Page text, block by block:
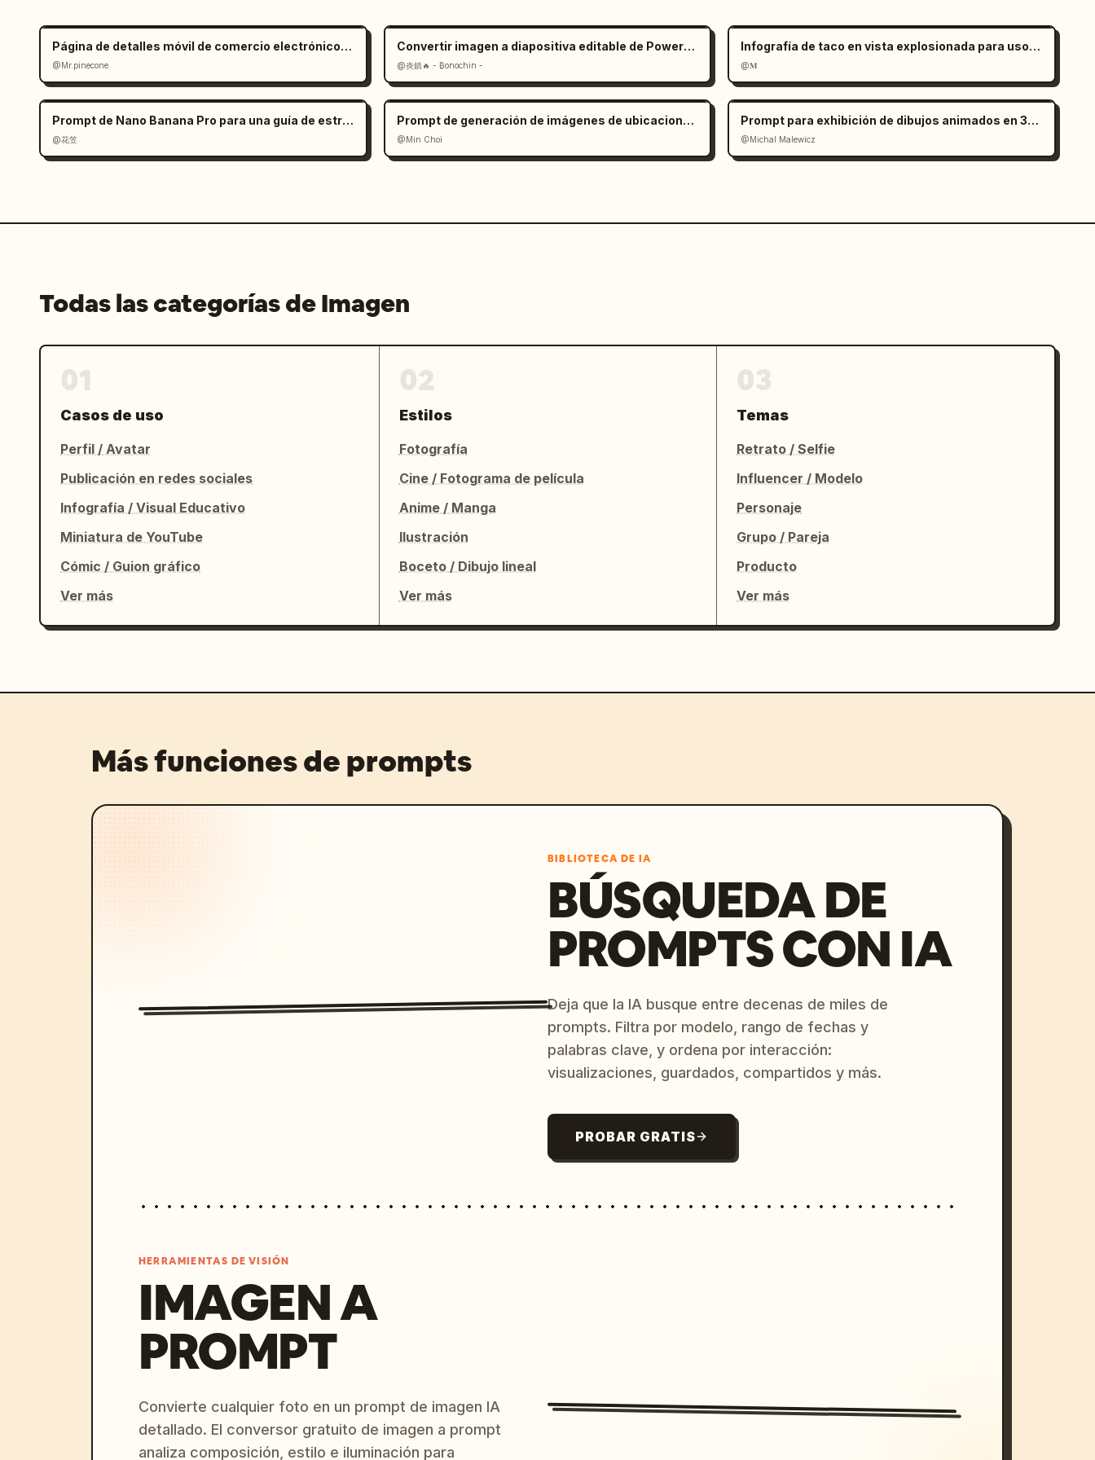
Página de detalles móvil de comercio electrónico para silla de oficina ergonómica
@Mr.pinecone
Convertir imagen a diapositiva editable de PowerPoint: Prompt
@炎鎮🔥 - ₿onochin -
Infografía de taco en vista explosionada para uso comercial
@𝐌
Prompt de Nano Banana Pro para una guía de estrategia de juego
@花笠
Prompt de generación de imágenes de ubicaciones históricas
@Min Choi
Prompt para exhibición de dibujos animados en 3D de los edificios más altos de la ciudad
@Michal Malewicz
Todas las categorías de Imagen
Casos de uso
Perfil / Avatar
Publicación en redes sociales
Infografía / Visual Educativo
Miniatura de YouTube
Cómic / Guion gráfico
Ver más
Estilos
Fotografía
Cine / Fotograma de película
Anime / Manga
Ilustración
Boceto / Dibujo lineal
Ver más
Temas
Retrato / Selfie
Influencer / Modelo
Personaje
Grupo / Pareja
Producto
Ver más
Más funciones de prompts
BIBLIOTECA DE IA
BÚSQUEDA DE
PROMPTS CON IA
Deja que la IA busque entre decenas de miles de
prompts. Filtra por modelo, rango de fechas y
palabras clave, y ordena por interacción:
visualizaciones, guardados, compartidos y más.
PROBAR GRATIS
HERRAMIENTAS DE VISIÓN
IMAGEN A
PROMPT
Convierte cualquier foto en un prompt de imagen IA
detallado. El conversor gratuito de imagen a prompt
analiza composición, estilo e iluminación para